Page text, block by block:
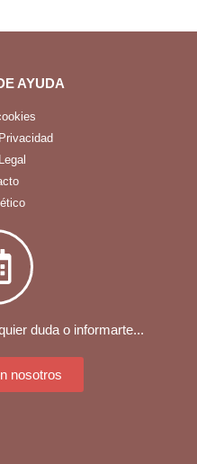
AYUDA
duda o informarte...
nosotros